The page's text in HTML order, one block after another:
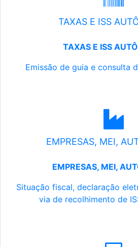
TAXAS E ISS
TAXAS E ISS
Emissão de guia e consulta
EMPRESAS, MEI,
EMPRESAS, MEI,
Situação fiscal, declaração
via de recolhimento de